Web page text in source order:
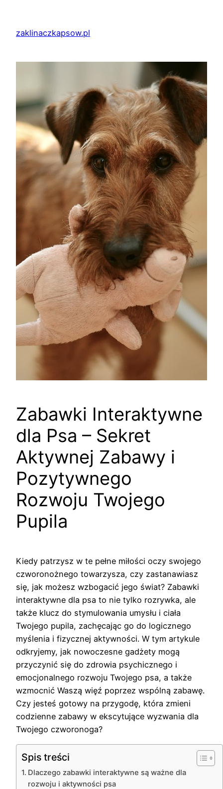
treścizaklinaczkapsow.pl
Zabawki Interaktywne
dla Psa – Sekret
Aktywnej Zabawy i
Pozytywnego
Rozwoju Twojego
Pupila
Kiedy patrzysz w te pełne miłości oczy swojego
czworonożnego towarzysza, czy zastanawiasz
się, jak możesz wzbogacić jego świat? Zabawki
interaktywne dla psa to nie tylko rozrywka, ale
także klucz do stymulowania umysłu i ciała
Twojego pupila, zachęcając go do logicznego
myślenia i fizycznej aktywności. W tym artykule
odkryjemy, jak nowoczesne gadżety mogą
przyczynić się do zdrowia psychicznego i
emocjonalnego rozwoju Twojego psa, a także
wzmocnić Waszą więź poprzez wspólną zabawę.
Czy jesteś gotowy na przygodę, która zmieni
codzienne zabawy w ekscytujące wyzwania dla
Twojego czworonoga?
Spis treści
Dlaczego zabawki interaktywne są ważne dla
rozwoju i aktywności psa